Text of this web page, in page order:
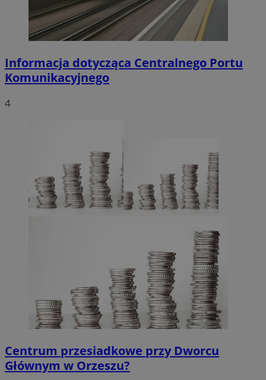
Informacja dotycząca Centralnego Portu
Komunikacyjnego
4
Centrum przesiadkowe przy Dworcu
Głównym w Orzeszu?